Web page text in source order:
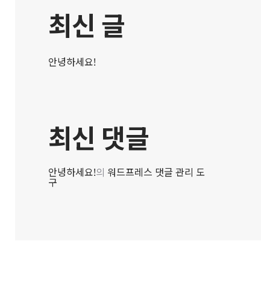
최신 글
안녕하세요!
최신 댓글
안녕하세요!의 워드프레스 댓글 관리 도
구